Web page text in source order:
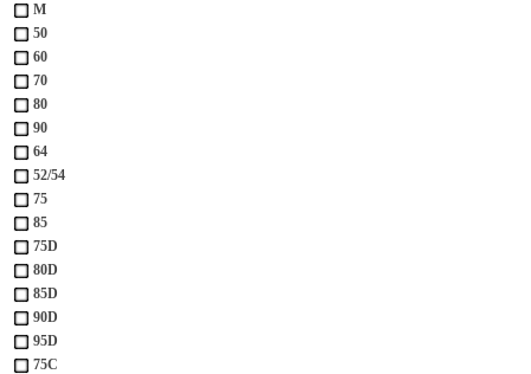
M
50
60
70
80
90
64
52/54
75
85
75D
80D
85D
90D
95D
75С